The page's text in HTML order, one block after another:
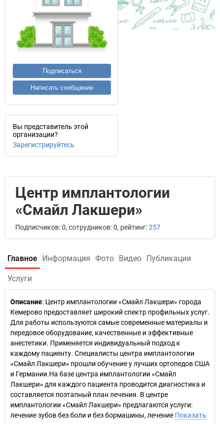
Подписаться
Написать сообщение
Вы представитель этой
организации?
Зарегистрируйтесь
Центр имплантологии
«Смайл Лакшери»
Подписчиков: 0, сотрудников: 0, рейтинг:257
Главное Информация Фото Видео Публикации
Услуги
Описание: Центр имплантологии «Смайл Лакшери» города
Кемерово предоставляет широкий спектр профильных услуг.
Для работы используются самые современные материалы и
передовое оборудование, качественные и эффективные
анестетики. Применяется индивидуальный подход к
каждому пациенту. Специалисты центра имплантологии
«Смайл Лакшери» прошли обучение у лучших ортопедов США
и Германии.На базе центра имплантологии «Смайл
Лакшери» для каждого пациента проводится диагностика и
составляется поэтапный план лечения. В центре
имплантологии «Смайл Лакшери» предлагаются услуги:
лечение зубов без боли и без бормашины, лечение Показать